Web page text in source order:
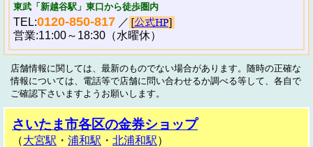
東武「新越谷駅」東口から徒歩圏内
TEL:0120-850-817 ／
営業:11:00～18:30（水曜休）
店舗情報に関しては、最新のものでない場合があります。随時の正確な
情報については、電話等で店舗に問い合わせるか調べる等して、各自で
ご確認下さいますようお願いします。
さいたま市各区の金券ショップ
（大宮駅 ・ 浦和駅 ・ 北浦和駅）